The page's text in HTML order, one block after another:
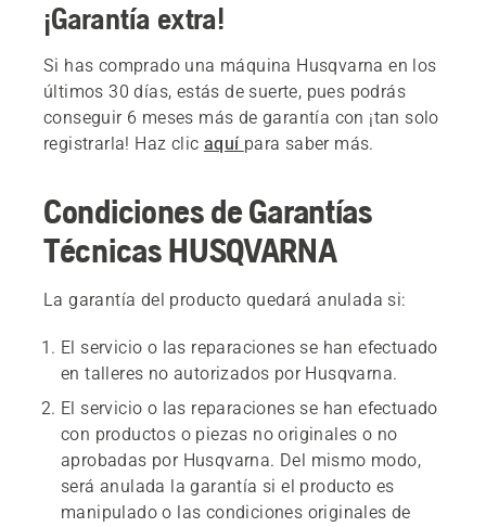
¡Garantía extra!
Si has comprado una máquina Husqvarna en los
últimos 30 días, estás de suerte, pues podrás
conseguir 6 meses más de garantía con ¡tan solo
registrarla! Haz clic aquí para saber más.
Condiciones de Garantías
Técnicas HUSQVARNA
La garantía del producto quedará anulada si:
El servicio o las reparaciones se han efectuado
en talleres no autorizados por Husqvarna.
El servicio o las reparaciones se han efectuado
con productos o piezas no originales o no
aprobadas por Husqvarna. Del mismo modo,
será anulada la garantía si el producto es
manipulado o las condiciones originales de